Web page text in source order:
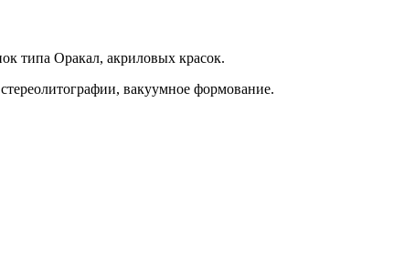
типа Оракал, акриловых красок.
вакуумное формование.